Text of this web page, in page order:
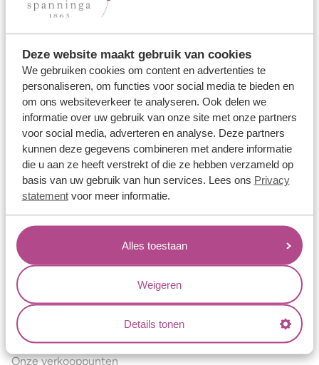
Deze website maakt gebruik van cookies
We gebruiken cookies om content en advertenties te
personaliseren, om functies voor social media te bieden en
om ons websiteverkeer te analyseren. Ook delen we
informatie over uw gebruik van onze site met onze partners
voor social media, adverteren en analyse. Deze partners
kunnen deze gegevens combineren met andere informatie
die u aan ze heeft verstrekt of die ze hebben verzameld op
basis van uw gebruik van hun services. Lees ons Privacy
statementvoor meer informatie.
Alles toestaan
Weigeren
Details tonen
Trouwringen
Verlovingsringen
Vriendschapsringen
Over ons
Aller Spanninga
Historie
Certificaten
Blogs
Jouw voordelen
Conflictvrije Materialen
Oneindig veel mogelijkheden
Kwaliteit
Juweliers & Contact
Onze verkooppunten